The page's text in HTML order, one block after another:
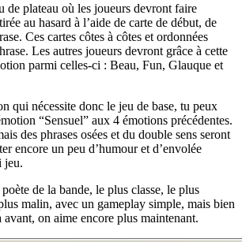
de plateau où les joueurs devront faire
au hasard à l’aide de carte de début, de
Ces cartes côtes à côtes et ordonnées
Les autres joueurs devront grâce à cette
parmi celles-ci : Beau, Fun, Glauque et
qui nécessite donc le jeu de base, tu peux
“Sensuel” aux 4 émotions précédentes.
des phrases osées et du double sens seront
encore un peu d’humour et d’envolée
jeu.
de la bande, le plus classe, le plus
malin, avec un gameplay simple, mais bien
on aime encore plus maintenant.